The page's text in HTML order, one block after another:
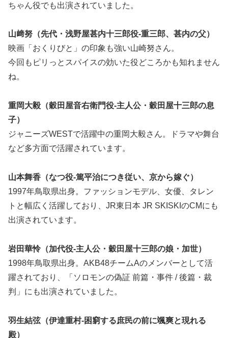
ちゃん役でも出演されていました。
山﨑努（先代・浅野屋甚内十三郎役-重三郎、甚内の父）
映画「おくりびと」の印象も強い山崎努さん。
今回もピリっとスパイスの効いた役どころかも知れません
ね。
重岡大毅（穀田屋音右衛門役-主人公・穀田屋十三郎の息
子）
ジャニーズWESTで活躍中の重岡大毅さん。ドラマや舞台
など多方面で活躍されています。
山本舞香（なつ役-篤平治につき従い、京から嫁ぐ）
1997年鳥取県出身。ファッションモデル、女優、タレン
トと幅広く活躍しており、JR東日本 JR SKISKIのCMにも
出演されています。
岩田華怜（加代役-主人公・穀田屋十三郎の娘・加世）
1998年鳥取県出身。AKB48チームAのメンバーとして活
躍されており、「ソロモンの偽証 前篇・事件 / 後篇・裁
判」にも出演されていました。
羽生結弦（伊達重村-困窮する庶民の前に颯爽と現れる
殿）